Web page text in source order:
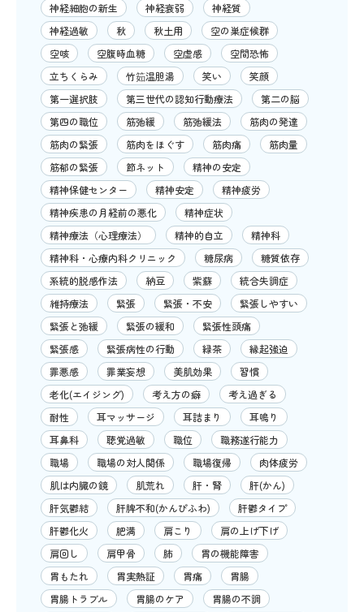
神経細胞の新生
神経衰弱
神経質
神経過敏
秋 秋土用
空の巣症候群
空咳
空腹時血糖 空虚感
空間恐怖
立ちくらみ
竹筎温胆湯 笑い
笑顔
第一選択肢
第三世代の認知行動療法
第二の脳
第四の職位
筋弛緩 筋弛緩法
筋肉の発達
筋肉の緊張
筋肉をほぐす 筋肉痛
筋肉量
筋郁の緊張
節ネット
精神の安定
精神保健センター
精神安定
精神疲労
精神疾患の月経前の悪化
精神症状
精神療法（心理療法）
精神的自立
精神科
精神科・心療内科クリニック
糖尿病
糖質依存
系統的脱感作法
納豆 紫蘇
統合失調症
維持療法
緊張 緊張・不安
緊張しやすい
緊張と弛緩
緊張の緩和
緊張性頭痛
緊張感
緊張病性の行動 緑茶
縁起強迫
罪悪感
罪業妄想 美肌効果
習慣
老化(エイジング)
考え方の癖
考え過ぎる
耐性
耳マッサージ 耳詰まり
耳鳴り
耳鼻科
聴覚過敏 職位
職務遂行能力
職場
職場の対人関係 職場復帰
肉体疲労
肌は内臓の鏡
肌荒れ 肝・腎
肝(かん)
肝気鬱結
肝脾不和(かんぴふわ)
肝鬱タイプ
肝鬱化火
肥満 肩こり
肩の上げ下げ
肩回し
肩甲骨 肺
胃の機能障害
胃もたれ
胃実熱証 胃痛
胃腸
胃腸トラブル
胃腸のケア
胃腸の不調